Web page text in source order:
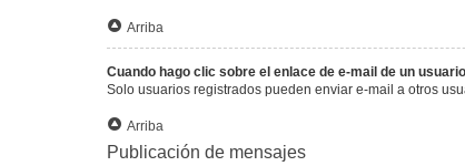
Arriba
Cuando hago clic sobre el enlace de e-mail de un
Solo usuarios registrados pueden enviar e-mail a otros
Arriba
Publicación de mensajes